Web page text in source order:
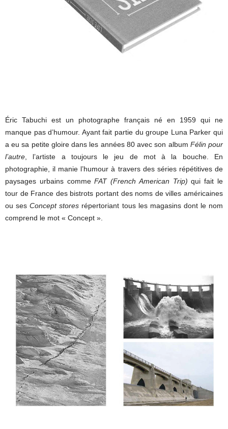
Éric Tabuchi est un photographe français né en 1959 qui ne
manque pas d’humour. Ayant fait partie du groupe Luna Parker qui
a eu sa petite gloire dans les années 80 avec son album Félin pour
l’autre, l’artiste a toujours le jeu de mot à la bouche. En
photographie, il manie l’humour à travers des séries répétitives de
paysages urbains commeFAT (French American Trip) qui fait le
tour de France des bistrots portant des noms de villes américaines
ou sesConcept stores répertoriant tous les magasins dont le nom
comprend le mot « Concept ».